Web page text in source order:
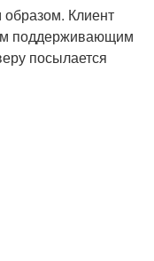
Клиент
поддерживающим
посылается